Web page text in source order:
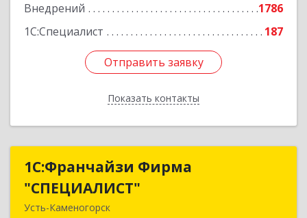
Внедрений
1786
1С:Специалист
187
Отправить заявку
Показать контакты
Отправить заявку
Назад
1С:Франчайзи Фирма
"СПЕЦИАЛИСТ"
Усть-Каменогорск
1С:Франчайзи Фирма